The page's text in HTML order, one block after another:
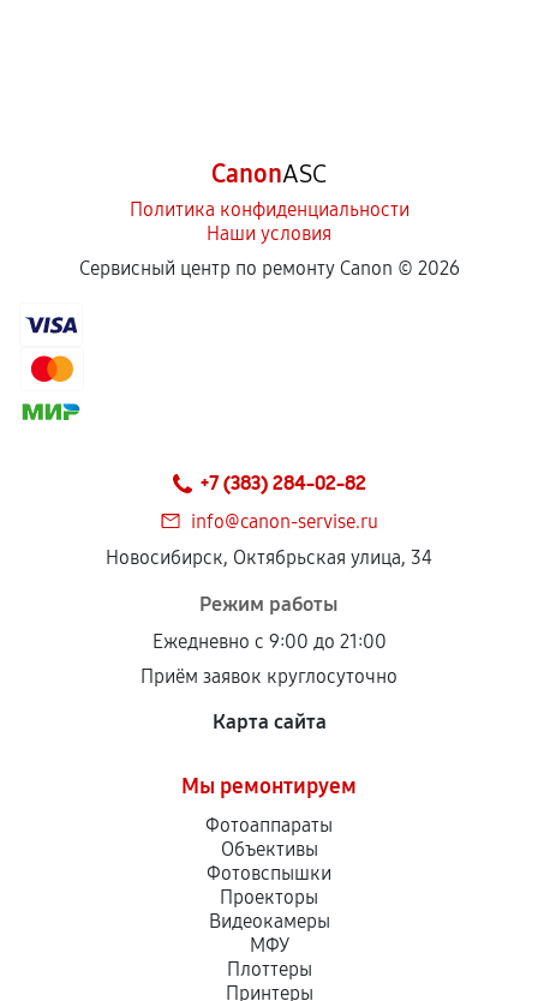
CanonASC
Политика конфиденциальности
Наши условия
Сервисный центр по ремонту Canon © 2026
+7 (383) 284-02-82
info@canon-servise.ru
Новосибирск, Октябрьская улица, 34
Режим работы
Ежедневно с 9:00 до 21:00
Приём заявок круглосуточно
Карта сайта
Мы ремонтируем
Фотоаппараты
Объективы
Фотовспышки
Проекторы
Видеокамеры
МФУ
Плоттеры
Принтеры